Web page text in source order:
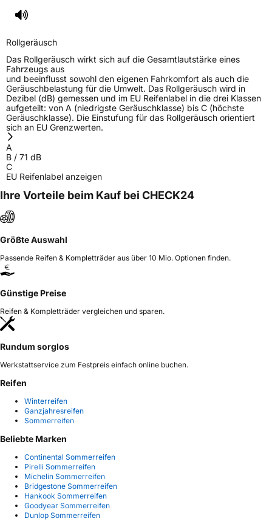
Rollgeräusch
Das Rollgeräusch wirkt sich auf die Gesamtlautstärke eines
Fahrzeugs aus
und beeinflusst sowohl den eigenen Fahrkomfort als auch die
Geräuschbelastung für die Umwelt. Das Rollgeräusch wird in
Dezibel (dB) gemessen und im EU Reifenlabel in die drei Klassen
aufgeteilt: von A (niedrigste Geräuschklasse) bis C (höchste
Geräuschklasse). Die Einstufung für das Rollgeräusch orientiert
sich an EU Grenzwerten.
A
B / 71 dB
C
EU Reifenlabel anzeigen
Ihre Vorteile beim Kauf bei CHECK24
Größte Auswahl
Passende Reifen & Kompletträder aus über 10 Mio. Optionen finden.
Günstige Preise
Reifen & Kompletträder vergleichen und sparen.
Rundum sorglos
Werkstattservice zum Festpreis einfach online buchen.
Reifen
Winterreifen
Ganzjahresreifen
Sommerreifen
Beliebte Marken
Continental Sommerreifen
Pirelli Sommerreifen
Michelin Sommerreifen
Bridgestone Sommerreifen
Hankook Sommerreifen
Goodyear Sommerreifen
Dunlop Sommerreifen